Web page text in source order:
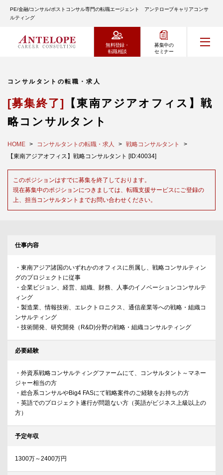
PE/金融/コンサル/ポストコンサル専門の転職エージェント アンテロープキャリアコンサ
ルティング
無料登録・
転職相談
募集中の
セミナー
コンサルタントの転職・求人
[募集終了]
【東南アジアオフィス】戦
略コンサルタント
HOME コンサルタントの転職・求人
戦略コンサルタント
【東南アジアオフィス】戦略コンサルタント [ID:40034]
このポジションはすでに募集を終了しております。
現在募集中のポジションにつきましては、転職支援サービスにご登録の
上、担当コンサルタントまでお問い合わせください。
仕事内容
・東南アジア諸国のいずれかのオフィスに所属し、戦略コンサルティン
グのプロジェクトに従事
・企業ビジョン、経営、組織、財務、人事のイノベーションコンサルテ
ィング
・製造業、情報技術、エレクトロニクス、通信産業等への戦略・組織コ
ンサルティング
・技術開発、研究開発（R&D)分野の戦略・組織コンサルティング
必要経験
・外資系戦略コンサルティングファームにて、コンサルタント～マネー
ジャー相当の方
・総合系コンサルやBig4 FASにて戦略案件のご経験をお持ちの方
・英語でのプロジェクト遂行が問題ない方（英語がビジネス上級以上の
方）
予定年収
1300万～2400万円